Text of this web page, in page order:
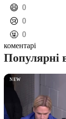
️😄 0
️😢 0
️🤬 0
коментарі